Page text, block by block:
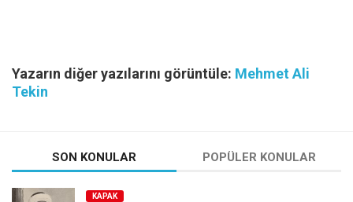
Yazarın diğer yazılarını görüntüle: Mehmet Ali
Tekin
SON KONULAR POPÜLER KONULAR
KAPAK